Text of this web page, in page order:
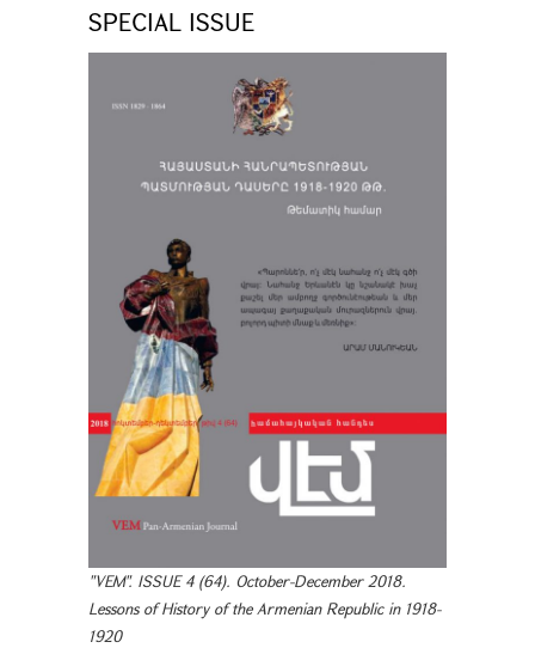
SPECIAL ISSUE
"VEM". ISSUE 4 (64). October-December 2018.
Lessons of History of the Armenian Republic in 1918-
1920